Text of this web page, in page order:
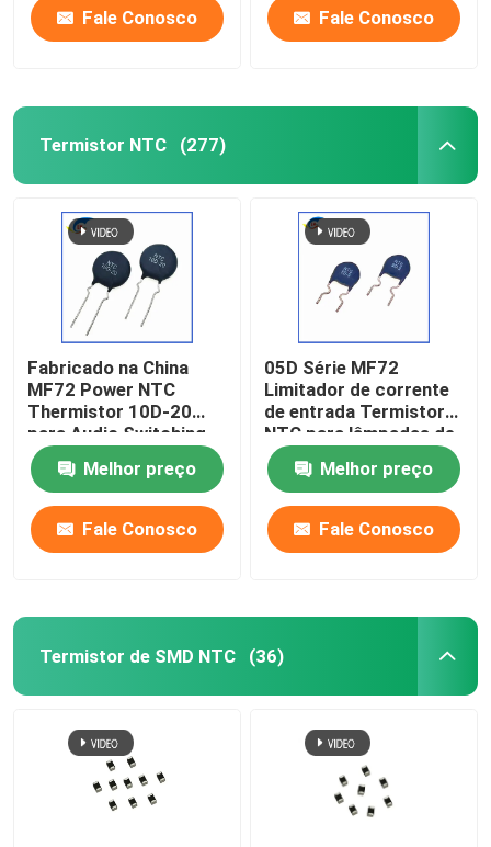
Fale Conosco Fale Conosco
Termistor NTC (277)
Fabricado na China
MF72 Power NTC
Thermistor 10D-20
para Audio Switching
Power Supply e
Inverter SpotMelhor preço
Fale Conosco
05D Série MF72
Limitador de corrente
de entrada Termistor
NTC para lâmpadas de
poupança de energia,
lastros, fontes de
alimentação de
comutação
Melhor preço
Fale Conosco
Termistor de SMD NTC (36)